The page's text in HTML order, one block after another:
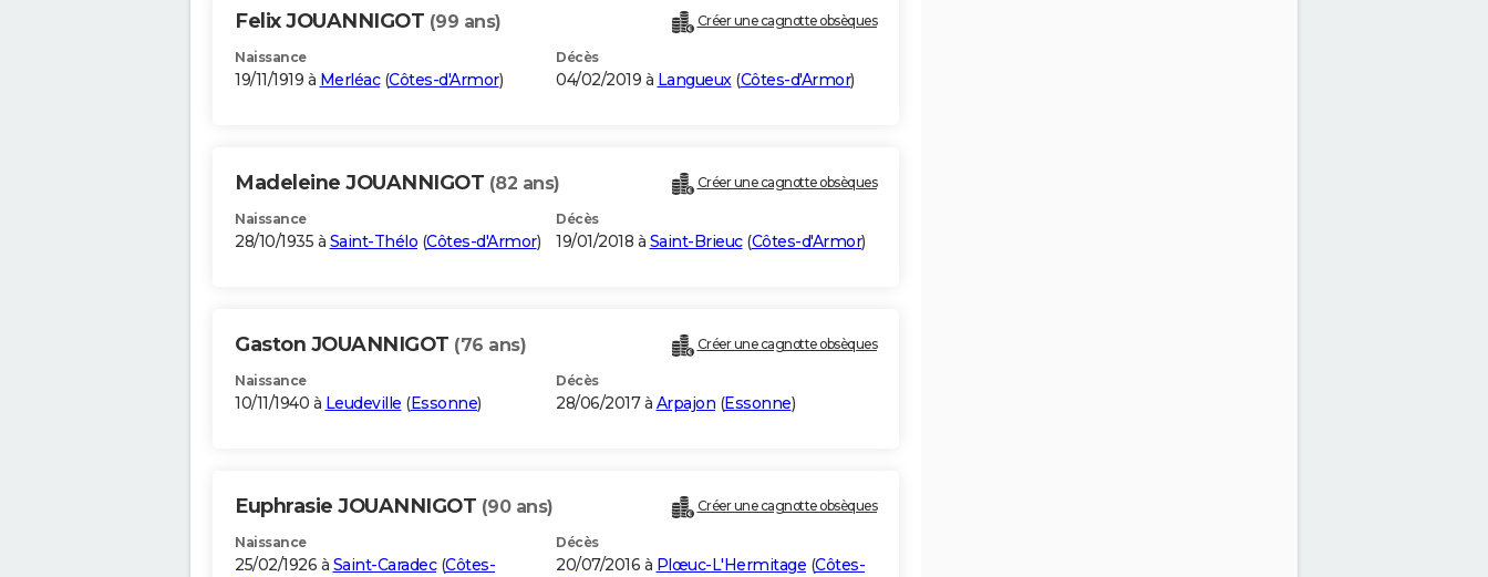
Felix JOUANNIGOT (99 ans) Créer une cagnotte obsèques
Naissance
19/11/1919 à Merléac(Côtes-d'Armor)
Décès
04/02/2019 à Langueux(Côtes-d'Armor)
Madeleine JOUANNIGOT (82 ans) Créer une cagnotte obsèques
Naissance
28/10/1935 à Saint-Thélo (Côtes-d'Armor)
Décès
19/01/2018 à Saint-Brieuc(Côtes-d'Armor)
Gaston JOUANNIGOT (76 ans) Créer une cagnotte obsèques
Naissance
10/11/1940 à Leudeville (Essonne)
Décès
28/06/2017 à Arpajon (Essonne)
Euphrasie JOUANNIGOT (90 ans) Créer une cagnotte obsèques
Naissance
25/02/1926 à Saint-Caradec(Côtes-
Décès
20/07/2016 à Plœuc-L'Hermitage (Côtes-